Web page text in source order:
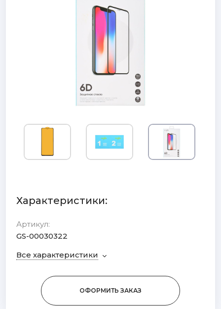
Характеристики:
Артикул:
GS-00030322
Все характеристики
ОФОРМИТЬ ЗАКАЗ